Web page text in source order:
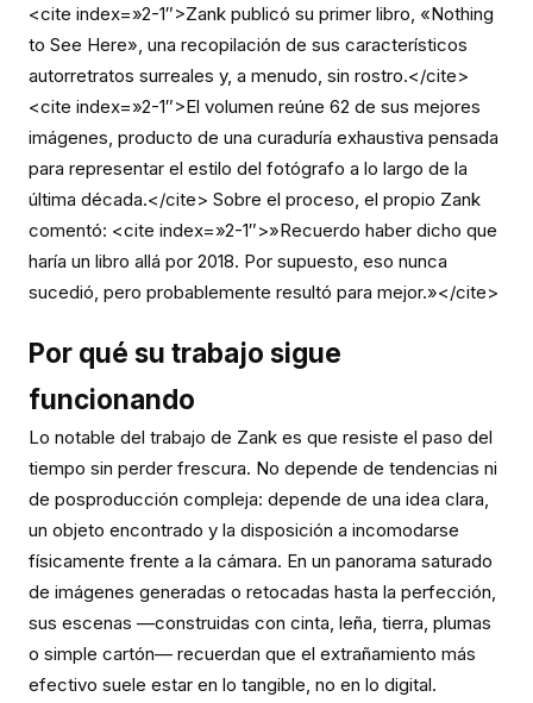
<cite index=»2-1″>Zank publicó su primer libro, «Nothing
to See Here», una recopilación de sus característicos
autorretratos surreales y, a menudo, sin rostro.</cite>
<cite index=»2-1″>El volumen reúne 62 de sus mejores
imágenes, producto de una curaduría exhaustiva pensada
para representar el estilo del fotógrafo a lo largo de la
última década.</cite> Sobre el proceso, el propio Zank
comentó: <cite index=»2-1″>»Recuerdo haber dicho que
haría un libro allá por 2018. Por supuesto, eso nunca
sucedió, pero probablemente resultó para mejor.»</cite>
Por qué su trabajo sigue
funcionando
Lo notable del trabajo de Zank es que resiste el paso del
tiempo sin perder frescura. No depende de tendencias ni
de posproducción compleja: depende de una idea clara,
un objeto encontrado y la disposición a incomodarse
físicamente frente a la cámara. En un panorama saturado
de imágenes generadas o retocadas hasta la perfección,
sus escenas —construidas con cinta, leña, tierra, plumas
o simple cartón— recuerdan que el extrañamiento más
efectivo suele estar en lo tangible, no en lo digital.